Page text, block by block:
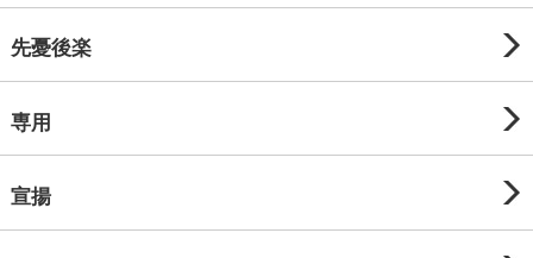
先憂後楽
専用
宣揚